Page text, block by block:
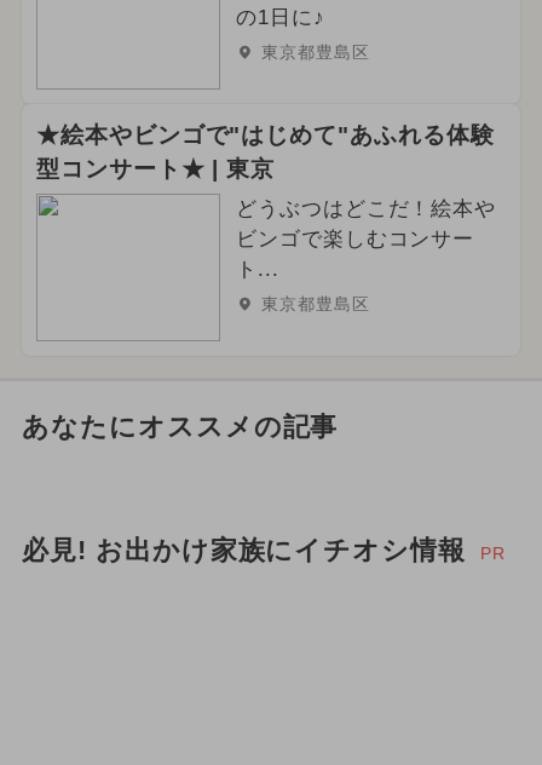
の1日に♪
東京都豊島区
★絵本やビンゴで"はじめて"あふれる体験
型コンサート★ | 東京
どうぶつはどこだ！絵本や
ビンゴで楽しむコンサー
ト...
東京都豊島区
あなたにオススメの記事
必見! お出かけ家族にイチオシ情報 PR